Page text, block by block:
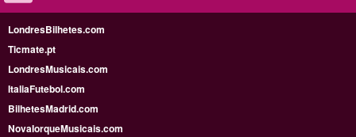
LondresBilhetes.com
Ticmate.pt
LondresMusicais.com
ItaliaFutebol.com
BilhetesMadrid.com
NovaIorqueMusicais.com